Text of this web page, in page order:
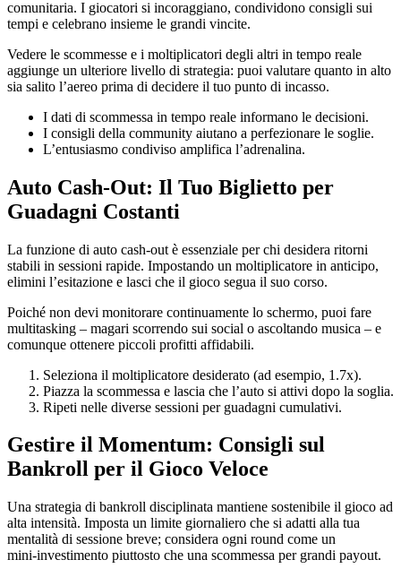
comunitaria. I giocatori si incoraggiano, condividono consigli sui
tempi e celebrano insieme le grandi vincite.
Vedere le scommesse e i moltiplicatori degli altri in tempo reale
aggiunge un ulteriore livello di strategia: puoi valutare quanto in alto
sia salito l’aereo prima di decidere il tuo punto di incasso.
I dati di scommessa in tempo reale informano le decisioni.
I consigli della community aiutano a perfezionare le soglie.
L’entusiasmo condiviso amplifica l’adrenalina.
Auto Cash‑Out: Il Tuo Biglietto per
Guadagni Costanti
La funzione di auto cash‑out è essenziale per chi desidera ritorni
stabili in sessioni rapide. Impostando un moltiplicatore in anticipo,
elimini l’esitazione e lasci che il gioco segua il suo corso.
Poiché non devi monitorare continuamente lo schermo, puoi fare
multitasking – magari scorrendo sui social o ascoltando musica – e
comunque ottenere piccoli profitti affidabili.
Seleziona il moltiplicatore desiderato (ad esempio, 1.7x).
Piazza la scommessa e lascia che l’auto si attivi dopo la soglia.
Ripeti nelle diverse sessioni per guadagni cumulativi.
Gestire il Momentum: Consigli sul
Bankroll per il Gioco Veloce
Una strategia di bankroll disciplinata mantiene sostenibile il gioco ad
alta intensità. Imposta un limite giornaliero che si adatti alla tua
mentalità di sessione breve; considera ogni round come un
mini‑investimento piuttosto che una scommessa per grandi payout.